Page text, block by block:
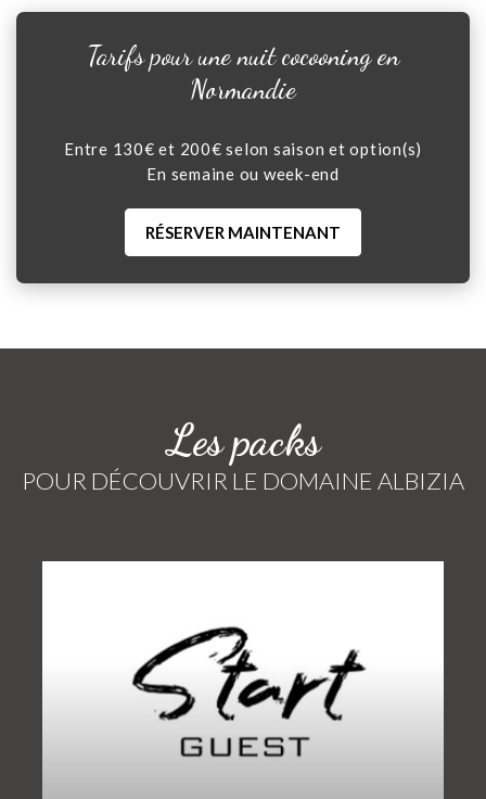
Tarifs pour une nuit cocooning en
Normandie
Entre 130€ et 200€ selon saison et option(s)
En semaine ou week-end
RÉSERVER MAINTENANT
Les packs
POUR DÉCOUVRIR LE DOMAINE ALBIZIA